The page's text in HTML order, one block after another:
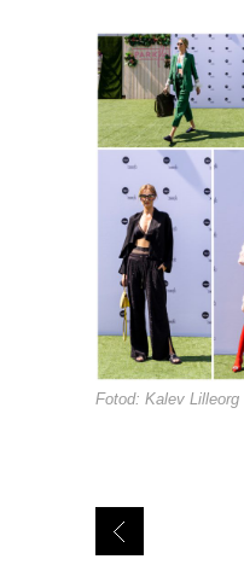
Fotod: Kalev Lilleorg